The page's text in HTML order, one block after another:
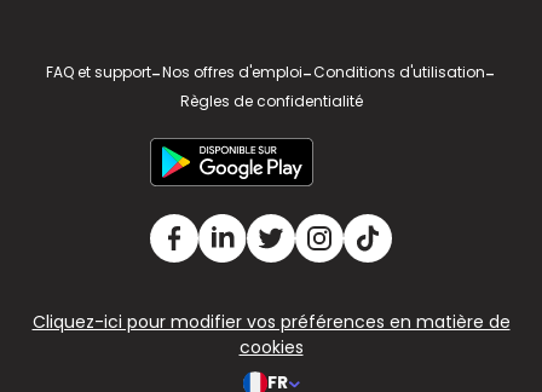
FAQ et support-Nos offres d'emploi-Conditions d'utilisation-
Règles de confidentialité
Cliquez-ici pour modifier vos préférences en matière de
cookies
FR